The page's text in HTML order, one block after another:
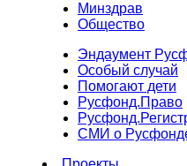
Минздрав
Общество
Эндаумент
Особый случай
Помогают дети
Русфонд.Право
СМИ о